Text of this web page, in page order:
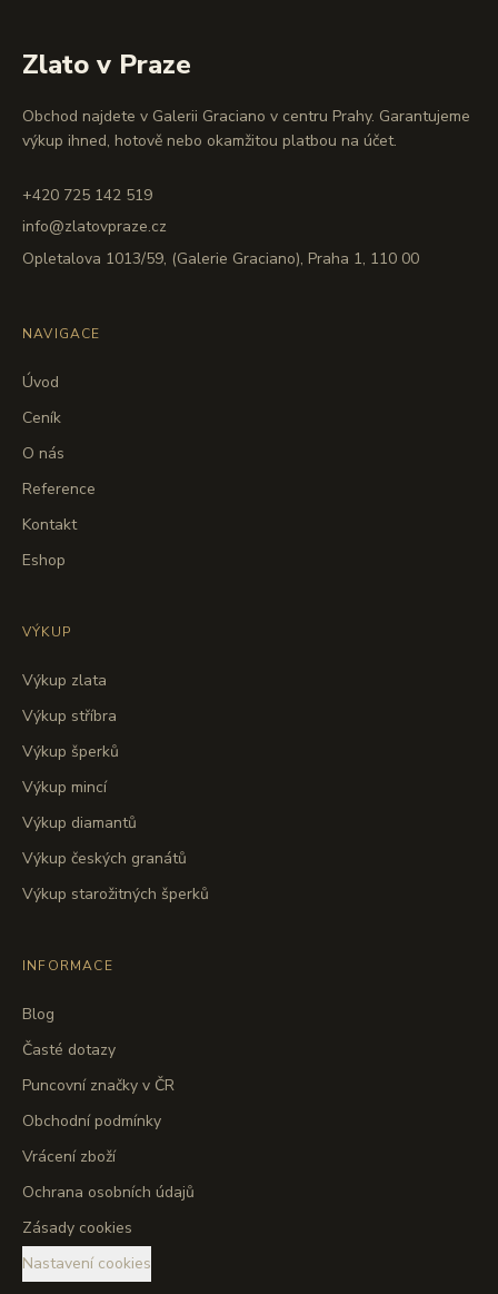
Zlato v Praze
Obchod najdete v Galerii Graciano v centru Prahy. Garantujeme
výkup ihned, hotově nebo okamžitou platbou na účet.
+420 725 142 519
info@zlatovpraze.cz
Opletalova 1013/59, (Galerie Graciano), Praha 1, 110 00
NAVIGACE
Úvod
Ceník
O nás
Reference
Kontakt
Eshop
VÝKUP
Výkup zlata
Výkup stříbra
Výkup šperků
Výkup mincí
Výkup diamantů
Výkup českých granátů
Výkup starožitných šperků
INFORMACE
Blog
Časté dotazy
Puncovní značky v ČR
Obchodní podmínky
Vrácení zboží
Ochrana osobních údajů
Zásady cookies
Nastavení cookies